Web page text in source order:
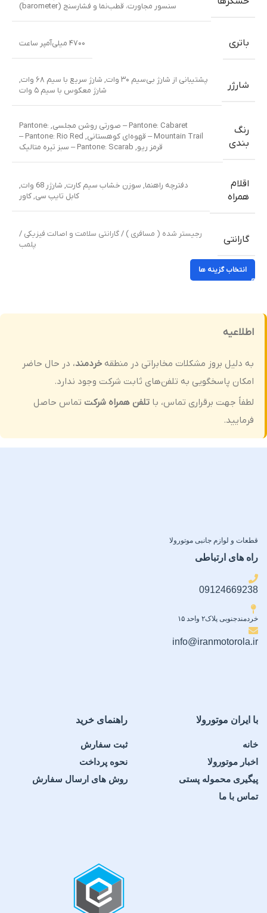
سنسور مجاورت، قطب‌نما و فشارسنج (barometer)
باتری ۴۷۰۰ میلی‌آمپر ساعت
شارژر پشتیبانی از شارژ بی‌سیم ۳۰ وات , شارژ سریع با سیم ۶۸ وات
,
شارژ معکوس با سیم ۵ وات
رنگ
بندی
Pantone: Cabaret – صورتی روشن مجلسی ,
Pantone:
Mountain Trail – قهوه‌ای کوهستانی
,
Pantone: Rio Red –
قرمز ریو, Pantone: Scarab – سبز تیره متالیک
اقلام
همراه
دفترچه راهنما, سوزن خشاب سیم کارت, شارژر 68 وات
,
کابل تایپ سی,کاور
گارانتی
رجیستر شده ( مسافری ) / گارانتی سلامت و اصالت فیزیکی /
پلمب
انتخاب گزینه ها
اطلاعیه
به دلیل بروز مشکلات مخابراتی در منطقه خردمند، در حال حاضر
امکان پاسخگویی به تلفن‌های ثابت شرکت وجود ندارد.
لطفاً جهت برقراری تماس، با تلفن همراه شرکت تماس حاصل
فرمایید.
قطعات و لوازم جانبی موتورولا
راه های ارتباطی
09124669238
خردمندجنوبی پلاک۲ واحد ۱۵
info@iranmotorola.ir
با ایران موتورولا
خانه
اخبار موتورولا
پیگیری محموله پستی
تماس با ما
راهنمای خرید
ثبت سفارش
نحوه پرداخت
روش های ارسال سفارش